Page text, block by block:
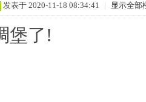
发表于 2020-11-18 08:34:41 | 显示全部
堡了!